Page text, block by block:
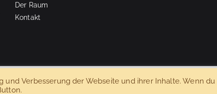
Der Raum
Kontakt
ScheucherBeratung, Entwicklung & Prävention. Grafik -und
Verbesserung der Webseite und ihrer Inhalte. Wenn du